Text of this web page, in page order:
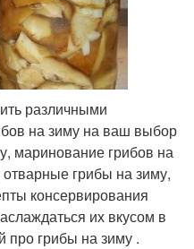
различными
на зиму на ваш выбор
маринование грибов на
отварные грибы на зиму,
консервирования
их вкусом в
про грибы на зиму .